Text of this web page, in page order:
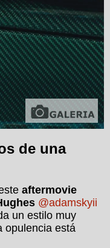
de una
aftermovie
@adamskyii
un estilo muy
opulencia está